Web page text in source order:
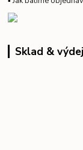
Sklad &